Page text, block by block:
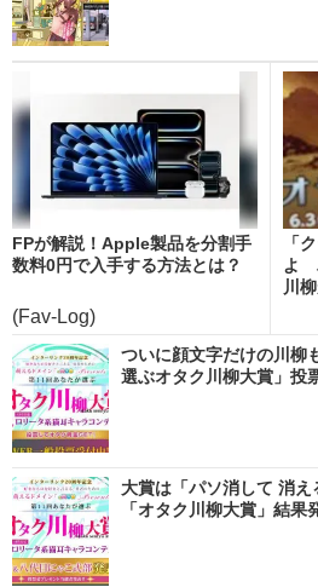
FPが解説！Apple製品を分割手
数料0円で入手する方法とは？
(Fav-Log)
「
よ
川
ついに顔文字だけの川
選ぶオタク川柳大賞」投
大賞は「パソ消して 消
「オタク川柳大賞」結果